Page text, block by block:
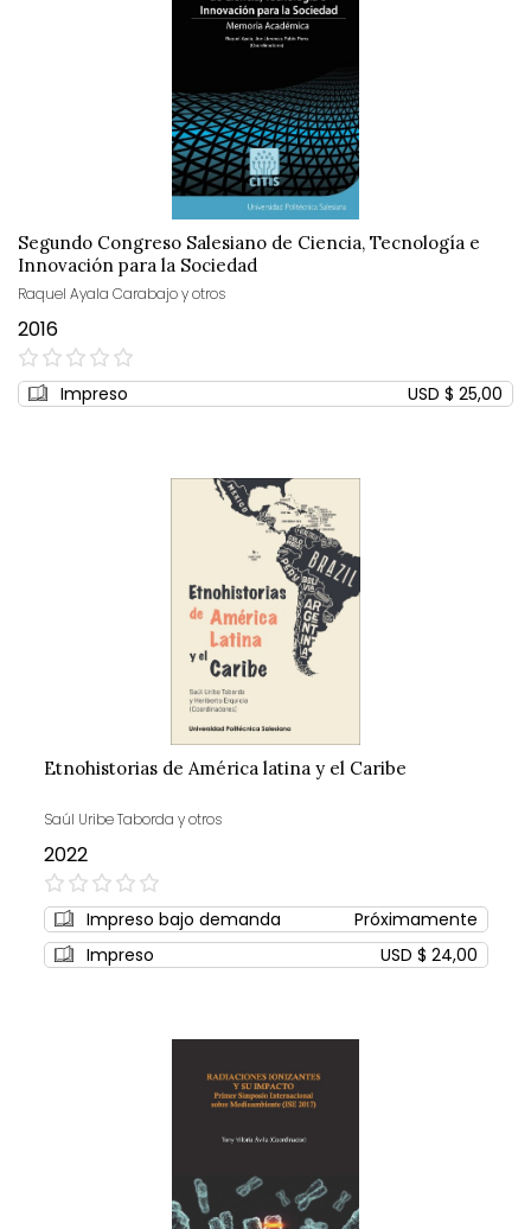
Segundo Congreso Salesiano de Ciencia, Tecnología e
Innovación para la Sociedad
Raquel Ayala Carabajo y otros
2016
0%
Impreso USD $ 25,00
Etnohistorias de América latina y el Caribe
Saúl Uribe Taborda y otros
2022
0%
Impreso bajo demanda
Próximamente
Impreso
USD $ 24,00